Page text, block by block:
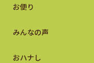
お便り
みんなの声
おハナし